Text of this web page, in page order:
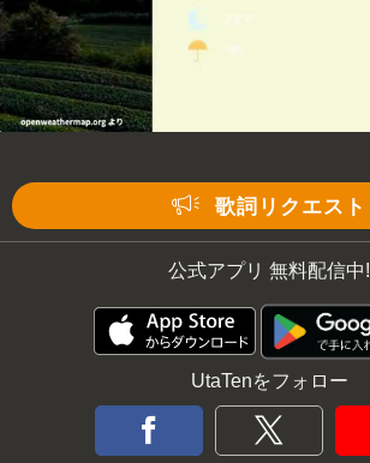
歌詞リクエスト
公式アプリ 無料配信中!
UtaTenをフォロー